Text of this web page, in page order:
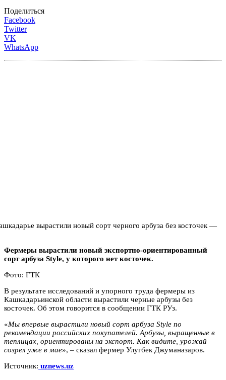
Поделиться
Facebook
Twitter
VK
WhatsApp
Фермеры вырастили новый экспортно-ориентированный
сорт арбуза Style, у которого нет косточек.
Фото: ГТК
В результате исследований и упорного труда фермеры из
Кашкадарьинской области вырастили черные арбузы без
косточек. Об этом говорится в сообщении ГТК РУз.
«Мы впервые вырастили новый сорт арбуза Style по
рекомендации российских покупателей. Арбузы, выращенные в
теплицах, ориентированы на экспорт. Как видите, урожай
созрел уже в мае», – сказал фермер Улугбек Джуманазаров.
Источник: uznews.uz